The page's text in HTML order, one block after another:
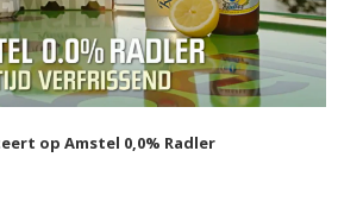
op Amstel 0,0% Radler